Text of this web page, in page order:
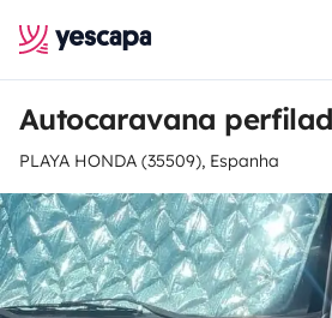
Autocaravana
PLAYA HONDA (35509), Espanha